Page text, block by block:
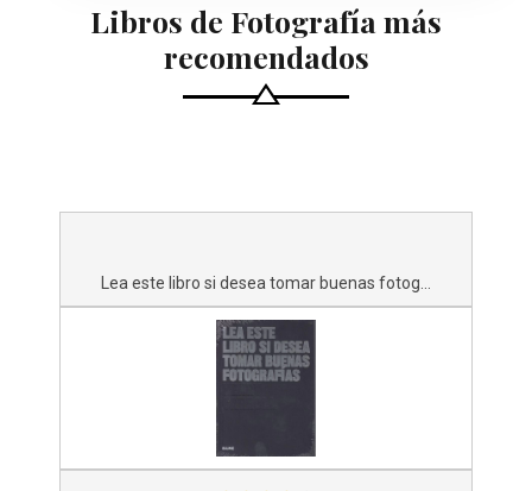
Libros de Fotografía más
recomendados
Lea este libro si desea tomar buenas fotog...